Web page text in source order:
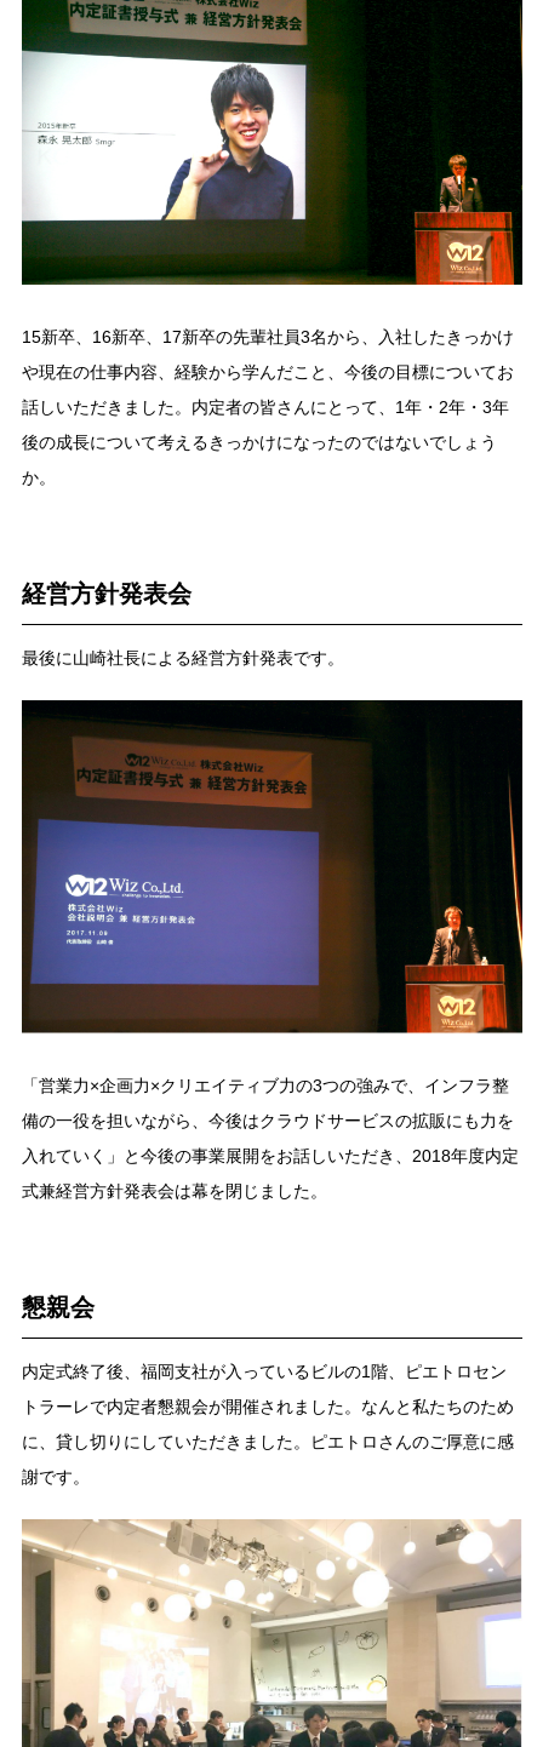
15新卒、16新卒、17新卒の先輩社員3名から、入社したきっかけ
や現在の仕事内容、経験から学んだこと、今後の目標についてお
話しいただきました。内定者の皆さんにとって、1年・2年・3年
後の成長について考えるきっかけになったのではないでしょう
か。
経営方針発表会
最後に山崎社長による経営方針発表です。
「営業力×企画力×クリエイティブ力の3つの強みで、インフラ整
備の一役を担いながら、今後はクラウドサービスの拡販にも力を
入れていく」と今後の事業展開をお話しいただき、2018年度内定
式兼経営方針発表会は幕を閉じました。
懇親会
内定式終了後、福岡支社が入っているビルの1階、ピエトロセン
トラーレで内定者懇親会が開催されました。なんと私たちのため
に、貸し切りにしていただきました。ピエトロさんのご厚意に感
謝です。